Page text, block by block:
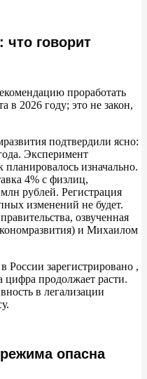
(ГПХ):
режимов
говорит
проработать
в 2026 году; это не закон,
подтвердили ясно:
Эксперимент
планировалось изначально.
4% с физлиц,
рублей. Регистрация
изменений не будет.
озвученная
и Михаилом
России зарегистрировано ,
цифра продолжает расти.
в легализации
опасна